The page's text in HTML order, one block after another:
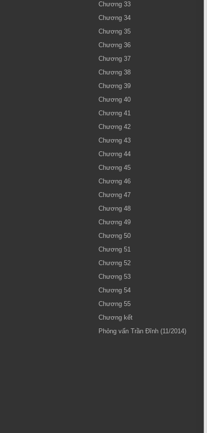
Chương 33
Chương 34
Chương 35
Chương 36
Chương 37
Chương 38
Chương 39
Chương 40
Chương 41
Chương 42
Chương 43
Chương 44
Chương 45
Chương 46
Chương 47
Chương 48
Chương 49
Chương 50
Chương 51
Chương 52
Chương 53
Chương 54
Chương 55
Chương kết
Phỏng vấn Trần Đĩnh (11/2014)